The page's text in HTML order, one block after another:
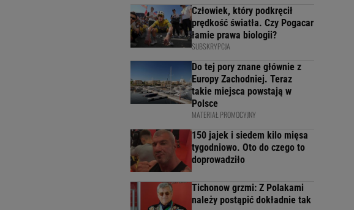
Człowiek, który podkręcił
prędkość światła. Czy Pogacar
łamie prawa biologii?
SUBSKRYPCJA
Do tej pory znane głównie z
Europy Zachodniej. Teraz
takie miejsca powstają w
Polsce
MATERIAŁ PROMOCYJNY
150 jajek i siedem kilo mięsa
tygodniowo. Oto do czego to
doprowadziło
Tichonow grzmi: Z Polakami
należy postąpić dokładnie tak